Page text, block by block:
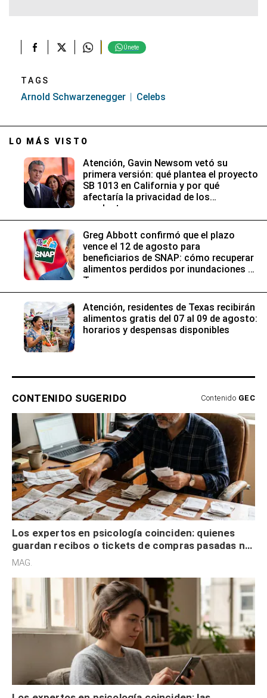
Únete
TAGS
Arnold Schwarzenegger Celebs
LO MÁS VISTO
Atención, Gavin Newsom vetó su
primera versión: qué plantea el proyecto
SB 1013 en California y por qué
afectaría la privacidad de los
conductores
Greg Abbott confirmó que el plazo
vence el 12 de agosto para
beneficiarios de SNAP: cómo recuperar
alimentos perdidos por inundaciones en
Texas
Atención, residentes de Texas recibirán
alimentos gratis del 07 al 09 de agosto:
horarios y despensas disponibles
CONTENIDO SUGERIDO Contenido GEC
Los expertos en psicología coinciden: quienes
guardan recibos o tickets de compras pasadas no
son acumuladores, sino que tienen necesidad de
MAG.